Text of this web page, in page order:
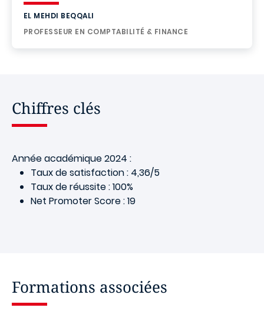
EL MEHDI BEQQALI
PROFESSEUR EN COMPTABILITÉ & FINANCE
Chiffres clés
Année académique 2024 :
Taux de satisfaction : 4,36/5
Taux de réussite : 100%
Net Promoter Score : 19
Formations associées